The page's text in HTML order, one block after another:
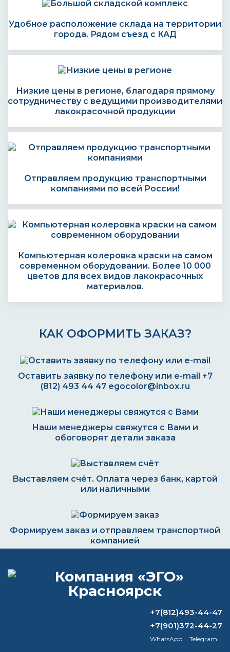
Удобное расположение склада на территории
города. Рядом съезд с КАД
Низкие цены в регионе, благодаря прямому
сотрудничеству с ведущими производителями
лакокрасочной продукции
Отправляем продукцию транспортными
компаниями по всей России!
Компьютерная колеровка краски на самом
современном оборудовании. Более 10 000
цветов для всех видов лакокрасочных
материалов.
КАК ОФОРМИТЬ ЗАКАЗ?
Оставить заявку по телефону или e-mail +7
(812) 493 44 47 egocolor@inbox.ru
Наши менеджеры свяжутся с Вами и
обоговорят детали заказа
Выставляем счёт. Оплата через банк, картой
или наличными
Формируем заказ и отправляем транспортной
компанией
ВОПРОС-ОТВЕТ
Зачем смачивать валик перед
+7(812)493-44-47
+7(901)372-44-27
WhatsApp
Telegram